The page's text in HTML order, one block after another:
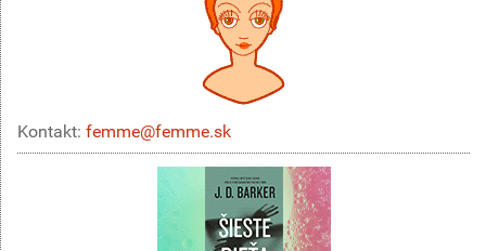
Kontakt: femme@femme.sk